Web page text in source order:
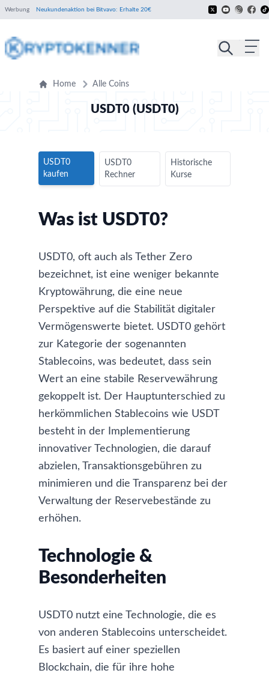
Werbung Neukundenaktion bei Bitvavo: Erhalte 20€
Home Alle Coins
USDT0 (USDT0)
USDT0
kaufen
USDT0
Rechner
Historische
Kurse
Was ist USDT0?
USDT0, oft auch als Tether Zero
bezeichnet, ist eine weniger bekannte
Kryptowährung, die eine neue
Perspektive auf die Stabilität digitaler
Vermögenswerte bietet. USDT0 gehört
zur Kategorie der sogenannten
Stablecoins, was bedeutet, dass sein
Wert an eine stabile Reservewährung
gekoppelt ist. Der Hauptunterschied zu
herkömmlichen Stablecoins wie USDT
besteht in der Implementierung
innovativer Technologien, die darauf
abzielen, Transaktionsgebühren zu
minimieren und die Transparenz bei der
Verwaltung der Reservebestände zu
erhöhen.
Technologie &
Besonderheiten
USDT0 nutzt eine Technologie, die es
von anderen Stablecoins unterscheidet.
Es basiert auf einer speziellen
Blockchain, die für ihre hohe